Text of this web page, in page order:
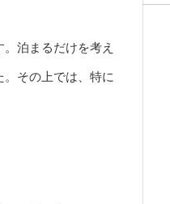
泊まるだけを考え
その上では、特に